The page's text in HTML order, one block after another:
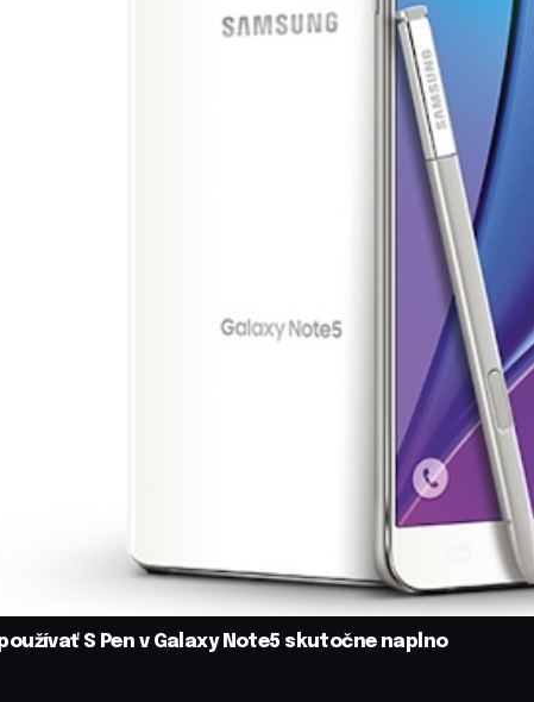
S Pen v Galaxy Note5 skutočne naplno